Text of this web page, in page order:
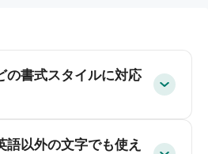
の書式スタイルに対応
語以外の文字でも使え